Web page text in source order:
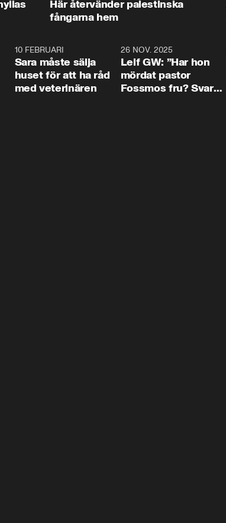
Här återvänder palestinska
fångarna hem
10 FEBRUARI
Sara måste sälja
huset för att ha råd
med veterinären
26 NOV. 2025
Leif GW: ”Har hon
mördat pastor
Fossmos fru? Svar